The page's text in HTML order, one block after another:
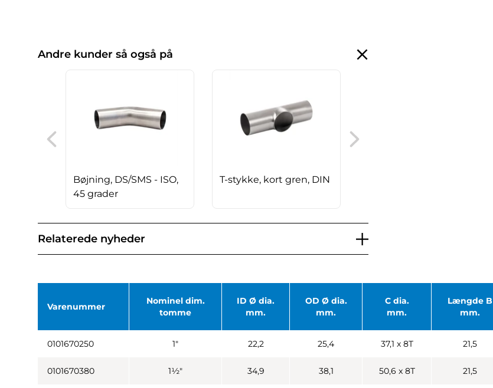
Andre kunder så også på
Bøjning, DS/SMS - ISO,
45 grader
T-stykke, kort gren, DIN
Relaterede nyheder
Varenummer
Nominel dim.
tomme
ID Ø dia.
mm.
OD Ø dia.
mm.
C dia.
mm.
Længde B
mm.
0101670250 1" 22,2 25,4 37,1 x 8T 21,5
0101670380 1½" 34,9 38,1 50,6 x 8T 21,5